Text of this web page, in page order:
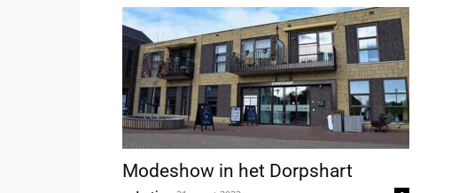
Modeshow in het Dorpshart